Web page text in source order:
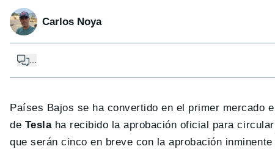
Carlos Noya
...
Países Bajos se ha convertido en el primer mercado
de Teslaha recibido la aprobación oficial para
que serán cinco en breve con la aprobación